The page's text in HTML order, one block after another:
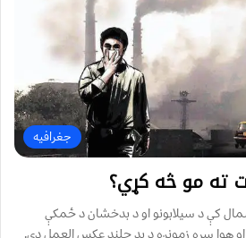
جغرافیه
ته مو څه کړي؟
کې د سیلابونو او د بدخشان د ځمکې